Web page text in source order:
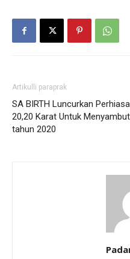
Artikulli paraprak
SA BIRTH Luncurkan
20,20 Karat Untuk Menyambut
tahun 2020